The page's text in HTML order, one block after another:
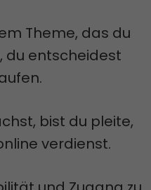
Theme, das du
du entscheidest
bist du pleite,
verdienst.